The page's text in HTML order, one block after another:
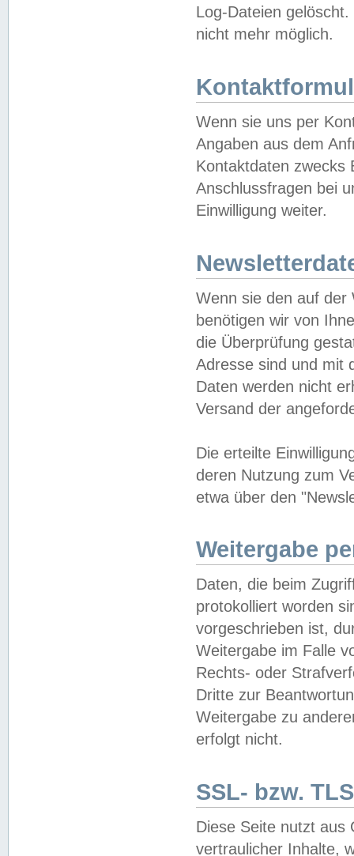
Log-Dateien
nicht mehr möglich.
Wenn sie uns per
Angaben aus dem
Kontaktdaten zwecks
Anschlussfragen bei
Einwilligung weiter.
Wenn sie den auf der
benötigen wir von
die Überprüfung
Adresse sind und mit
Daten werden nicht
Versand der
Die erteilte
deren Nutzung zum
etwa über den
Weitergabe
Daten, die beim
protokolliert worden
vorgeschrieben ist,
Weitergabe im Falle
Rechts- oder
Dritte zur
Weitergabe zu
erfolgt nicht.
SSL- bzw.
Diese Seite nutzt aus
vertraulicher Inhalte,